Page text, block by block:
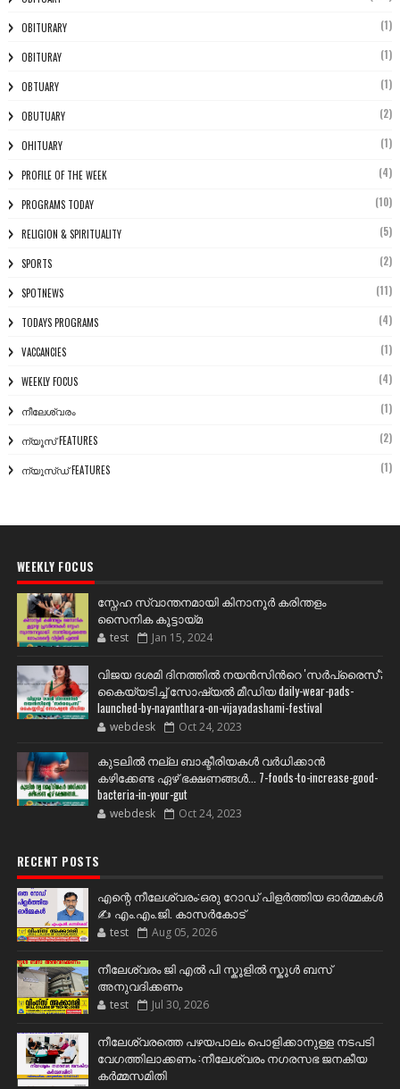
OBITURARY (1)
OBITURAY (1)
OBTUARY (1)
OBUTUARY (2)
OHITUARY (1)
PROFILE OF THE WEEK (4)
PROGRAMS TODAY (10)
RELIGION & SPIRITUALITY (5)
SPORTS (2)
SPOTNEWS (11)
TODAYS PROGRAMS (4)
VACCANCIES (1)
WEEKLY FOCUS (4)
നീലേശ്വരം (1)
ന്യൂസ് FEATURES (2)
ന്യൂസ്ഡ് FEATURES (1)
WEEKLY FOCUS
സ്നേഹ സ്വാന്തനമായി കിനാനൂർ കരിന്തളം
സൈനിക കൂട്ടായ്മ
test Jan 15, 2024
വിജയ ദശമി ദിനത്തില്‍ നയന്‍സിന്‍റെ 'സര്‍പ്രൈസ്';
കൈയ്യടിച്ച് സോഷ്യല്‍ മീഡിയ daily-wear-pads-
launched-by-nayanthara-on-vijayadashami-festival
webdesk Oct 24, 2023
കുടലിൽ നല്ല ബാക്ടീരിയകൾ വര്‍ധിക്കാന്‍
കഴിക്കേണ്ട ഏഴ് ഭക്ഷണങ്ങള്‍... 7-foods-to-increase-good-
bacteria-in-your-gut
webdesk Oct 24, 2023
RECENT POSTS
എന്റെ നീലേശ്വരം:ഒരു റോഡ് പിളർത്തിയ ഓർമ്മകൾ
✍️ എം.എം.ജി. കാസർകോട്
test Aug 05, 2026
നീലേശ്വരം ജി എൽ പി സ്കൂളിൽ സ്കൂൾ ബസ്
അനുവദിക്കണം
test Jul 30, 2026
നീലേശ്വരത്തെ പഴയപാലം പൊളിക്കാനുള്ള നടപടി
വേഗത്തിലാക്കണം :നീലേശ്വരം നഗരസഭ ജനകീയ
കർമ്മസമിതി